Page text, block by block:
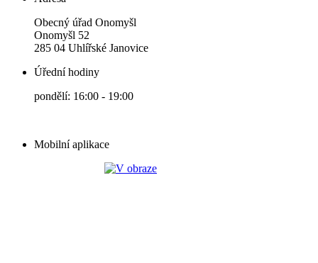
Obecný úřad Onomyšl
Onomyšl 52
285 04 Uhlířské Janovice
Úřední hodiny
pondělí: 16:00 - 19:00
Mobilní aplikace